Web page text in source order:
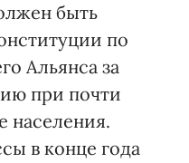
быть
по
Альянса за
при почти
населения.
в конце года